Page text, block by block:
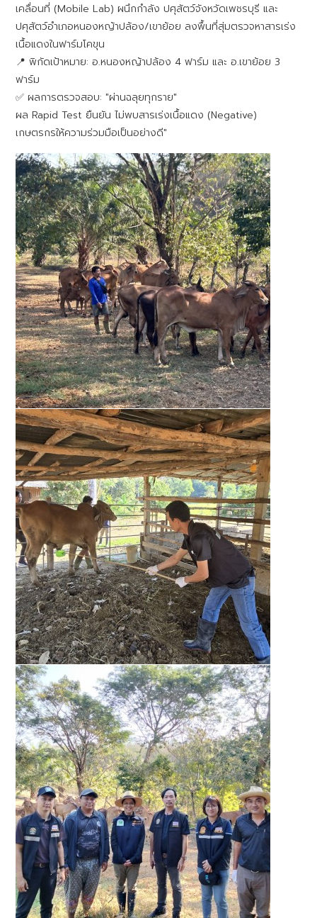
เคลื่อนที่ (Mobile Lab) ผนึกกำลัง ปศุสัตว์จังหวัดเพชรบุรี และ
ปศุสัตว์อำเภอหนองหญ้าปล้อง/เขาย้อย ลงพื้นที่สุ่มตรวจหาสารเร่ง
เนื้อแดงในฟาร์มโคขุน
​📍 พิกัดเป้าหมาย: อ.หนองหญ้าปล้อง 4 ฟาร์ม และ อ.เขาย้อย 3
ฟาร์ม
​✅ ผลการตรวจสอบ: "ผ่านฉลุยทุกราย"
​ผล Rapid Test ยืนยัน ไม่พบสารเร่งเนื้อแดง (Negative)
​เกษตรกรให้ความร่วมมือเป็นอย่างดี"